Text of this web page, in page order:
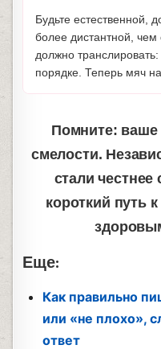
Будьте естественной,
более дистантной,
должно
порядке. Теперь мяч
Помните: ваше
смелости.
стали
короткий путь
Еще:
Как правильно
или «не плохо»,
ответ